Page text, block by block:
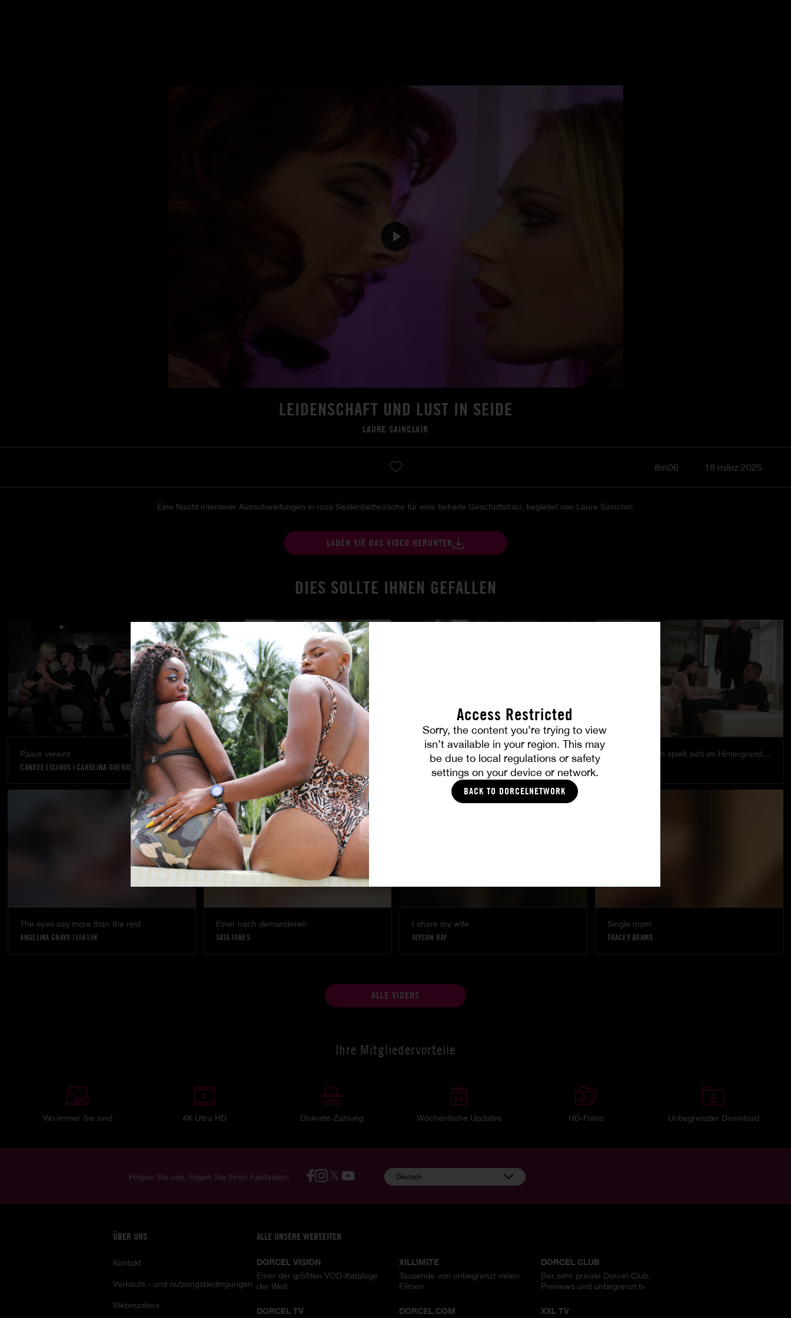
Access Restricted
Sorry, the content you’re trying to view
isn’t available in your region. This may
be due to local regulations or safety
settings on your device or network.
BACK TO DORCELNETWORK
LEIDENSCHAFT UND LUST IN SEIDE
LAURE SAINCLAIR
8m06 18 märz 2025
Eine Nacht intensiver Ausschweifungen in rosa Seidenbettwäsche für eine befreite Geschäftsfrau, begleitet von Laure Sainclair.
LADEN SIE DAS VIDEO HERUNTER
DIES SOLLTE IHNEN GEFALLEN
Paare vereint
CANDEE LICIOUS | CAROLINA GUERRERO
Ein Traum wird wahr
VANNA BARDOT
Brennende Freundschaft
MILENA RAY|
Das Vergnügen spielt sich im Hintergrund ab.
The eyes say more than the rest
ANGELIKA GRAYS | LIA LIN
Einer nach demanderen
SATA JONES
I share my wife
ALYSON RAY
Single mom
TRACEY ADAMS
ALLE VIDEOS
Ihre Mitgliedervorteile
Wo immer Sie sind 4K Ultra HD Diskrete Zahlung Wöchentliche Updates HD-Fotos Unbegrenzter Download
Folgen Sie uns, folgen Sie Ihren Fantasien: Deutsch
ÜBER UNS
Kontakt
Verkaufs - und nutzungsbedingungen
Webmasters
ALLE UNSERE WEBSEITEN
DORCEL VISION
Einer der größten VOD-Kataloge
der Welt
XILLIMITE
Tausende von unbegrenzt vielen
Filmen
DORCEL CLUB
Der sehr private Dorcel-Club.
Previews und unbegrenzt tv
DORCEL TV DORCEL.COM XXL TV